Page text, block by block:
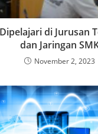
di Jurusan
dan Jaringan
November 2, 2023